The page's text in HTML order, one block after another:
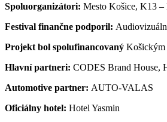
Spoluorganizátori: Mesto Košice, K13
Festival finančne podporil:
Projekt bol spolufinancovaný Košickým
Hlavní partneri: CODES Brand House,
Automotive partner: AUTO-VALAS
Oficiálny hotel: Hotel Yasmin